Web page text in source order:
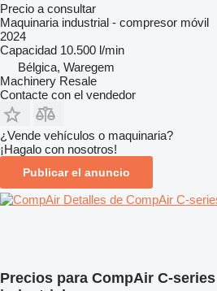
Precio a consultar
Maquinaria industrial - compresor móvil
2024
Capacidad 10.500 l/min
Bélgica, Waregem
Machinery Resale
Contacte con el vendedor
¿Vende vehículos o maquinaria?
¡Hagalo con nosotros!
Publicar el anuncio
Detalles de CompAir C-
Precios para CompAir C-